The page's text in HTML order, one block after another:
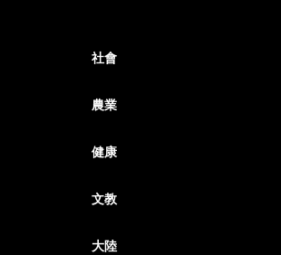
社會
農業
健康
文教
大陸